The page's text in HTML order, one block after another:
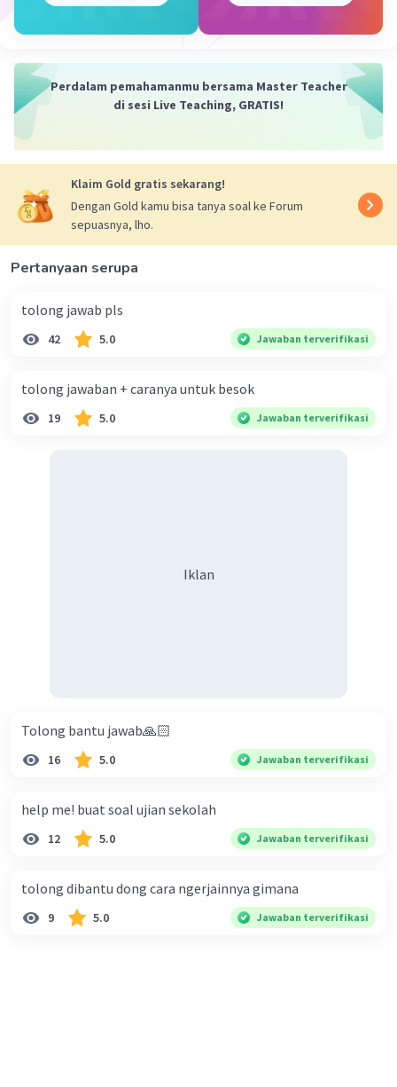
Iklan
Perdalam pemahamanmu bersama Master Teacher
di sesi Live Teaching, GRATIS!
Klaim Gold gratis sekarang!
Dengan Gold kamu bisa tanya soal ke Forum
sepuasnya, lho.
Pertanyaan serupa
tolong jawab pls
42 5.0 Jawaban terverifikasi
tolong jawaban + caranya untuk besok
19 5.0 Jawaban terverifikasi
Iklan
Tolong bantu jawab🙏🏻
16 5.0 Jawaban terverifikasi
help me! buat soal ujian sekolah
12 5.0 Jawaban terverifikasi
tolong dibantu dong cara ngerjainnya gimana
9 5.0 Jawaban terverifikasi